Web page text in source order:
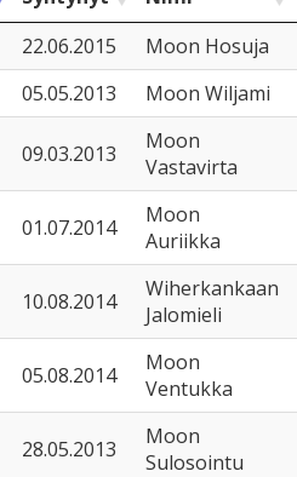
22.06.2015
Moon Hosuja
05.05.2013 Moon Wiljami
09.03.2013
Moon
Vastavirta
01.07.2014
Moon
Auriikka
10.08.2014
Wiherkankaan
Jalomieli
05.08.2014
Moon
Ventukka
28.05.2013
Moon
Sulosointu